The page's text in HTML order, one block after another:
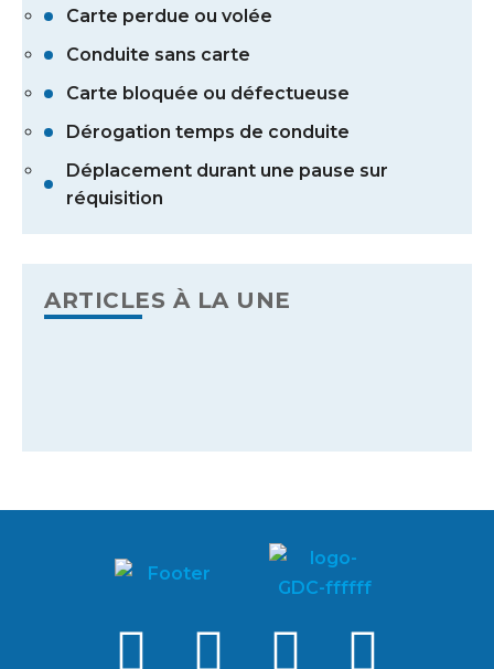
Carte perdue ou volée
Conduite sans carte
Carte bloquée ou défectueuse
Dérogation temps de conduite
Déplacement durant une pause sur
réquisition
ARTICLES À LA UNE